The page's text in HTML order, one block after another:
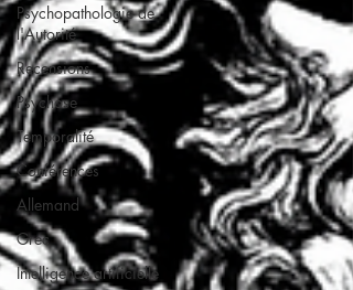
Psychopathologie de
l'Autorité
Recensions
Psychose
Temporalité
Conférences
Allemand
Grec
Intelligence artificielle